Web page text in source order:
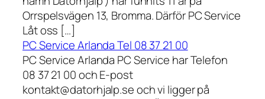
Orrspelsvägen 13, Bromma. Därför PC Service
Låt oss […]
PC Service Arlanda Tel 08 37 21 00
PC Service Arlanda PC Service har Telefon
08 37 21 00 och E-post
kontakt@datorhjalp.se och vi ligger på